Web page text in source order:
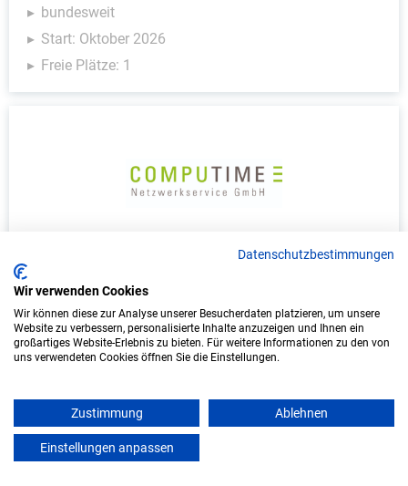
bundesweit
Start: Oktober 2026
Freie Plätze: 1
virtuellen Campus - COMPUTIME
Netzwerkservice GmbH
COMPUTIME Netzwerkservice GmbH
(Internationale Hochschule)
bundesweit
Datenschutzbestimmungen
Wir verwenden Cookies
Wir können diese zur Analyse unserer Besucherdaten platzieren, um unsere
Website zu verbessern, personalisierte Inhalte anzuzeigen und Ihnen ein
großartiges Website-Erlebnis zu bieten. Für weitere Informationen zu den von
uns verwendeten Cookies öffnen Sie die Einstellungen.
Zustimmung Ablehnen
Einstellungen anpassen